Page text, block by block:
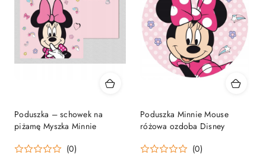
Poduszka – schowek na
piżamę Myszka Minnie
(0)
Poduszka Minnie Mouse
różowa ozdoba Disney
(0)